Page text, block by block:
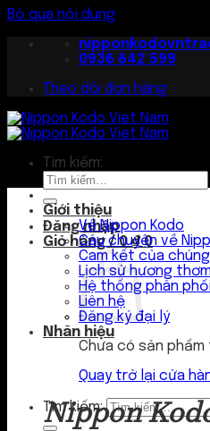
Bỏ qua nội dung
0936 642 599
Theo dõi đơn hàng
Tìm kiếm:
Đăng nhập
Giỏ hàng /0₫ 0
Chưa có sản
Quay trở lại cửa
Tìm kiếm:
Giới thiệu
Về Nippon Kodo
Câu chuyện về
Cam kết của
Lịch sử hương
Hệ thống phân
Liên hệ
Đăng ký đại lý
Nhãn hiệu
Nippon